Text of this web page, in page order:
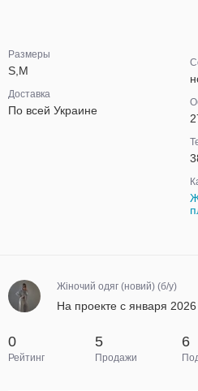
Размеры
S,M
Доставка
По всей Украине
Жіночий одяг (новий) (б/у)
На проекте с января 2026
0
Рейтинг
5
Продажи
6